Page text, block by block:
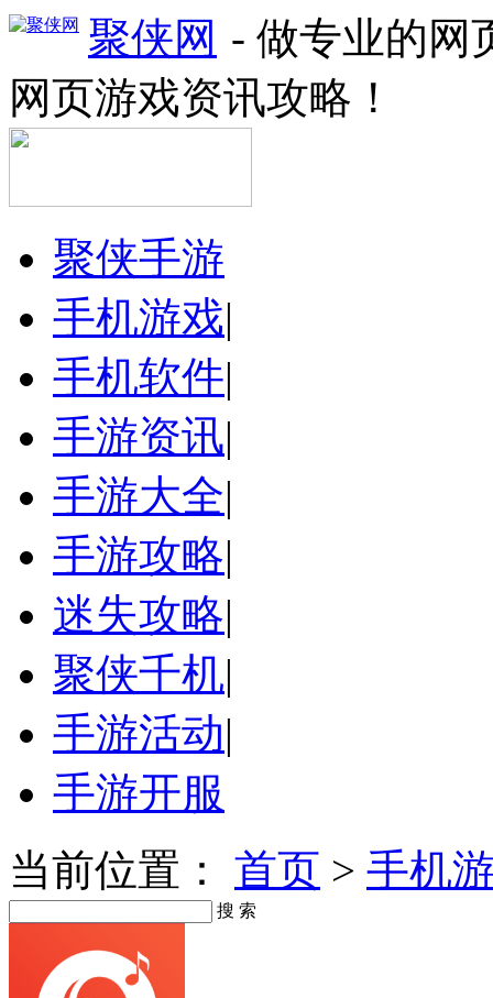
聚侠网 - 做专业的网
网页游戏资讯攻略！
聚侠手游
手机游戏|
手机软件|
手游资讯|
手游大全|
手游攻略|
迷失攻略|
聚侠千机|
手游活动|
手游开服
当前位置： 首页 > 手机
搜 索